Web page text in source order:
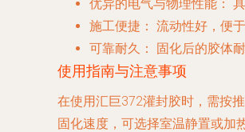
优异的电气与物理性能：
施工便捷： 流动性好，便
可靠耐久：
固化后的胶体
使用指南与注意事项
在使用汇巨372灌封胶时，需按
固化速度，可选择室温静置或加